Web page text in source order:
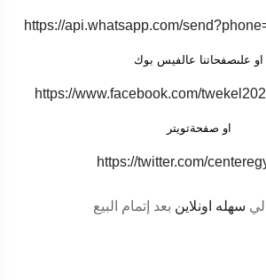
https://api.whatsapp.com/
او علىصفحاتنا عالفيس بوك
https://www.facebook.com/
او صفحةتويتر
https://twitter.com/
سهله اونلاين بعد إتمام البيع